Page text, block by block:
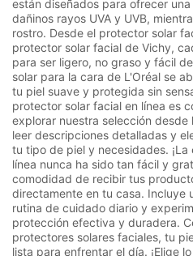
están diseñados para ofrecer
dañinos rayos UVA y UVB,
rostro. Desde el protector solar
protector solar facial de Vichy,
para ser ligero, no graso y fácil
solar para la cara de L'Oréal se
tu piel suave y protegida sin
protector solar facial en línea es
explorar nuestra selección
leer descripciones detalladas y
tu tipo de piel y necesidades.
línea nunca ha sido tan fácil y
comodidad de recibir tus
directamente en tu casa. Incluye
rutina de cuidado diario y
protección efectiva y duradera.
protectores solares faciales, tu
lista para enfrentar el día. ¡Elige